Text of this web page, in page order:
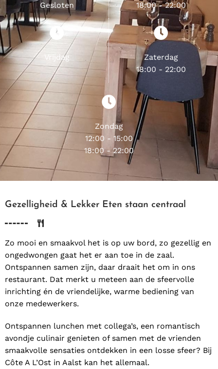
Gesloten
18:00 - 22:00
Vrijdag
Zaterdag
18:00 - 22:00
Zondag
12:00 - 15:00
18:00 - 22:00
Gezelligheid & Lekker Eten staan centraal
Zo mooi en smaakvol het is op uw bord, zo gezellig en
ongedwongen gaat het er aan toe in de zaal.
Ontspannen samen zijn, daar draait het om in ons
restaurant. Dat merkt u meteen aan de sfeervolle
inrichting én de vriendelijke, warme bediening van
onze medewerkers.
Ontspannen lunchen met collega’s, een romantisch
avondje culinair genieten of samen met de vrienden
smaakvolle sensaties ontdekken in een losse sfeer? Bij
Côte A L’Ost in Aalst kan het allemaal.